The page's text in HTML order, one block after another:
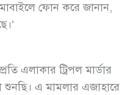
ফোন করে জানান,
এলাকার ট্রিপল মার্ডার
শুনছি। এ মামলার এজাহারে